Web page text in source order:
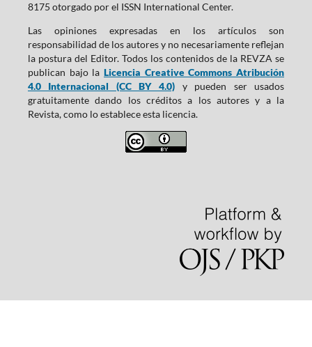
8175 otorgado por el ISSN International Center.
Las opiniones expresadas en los artículos son
responsabilidad de los autores y no necesariamente reflejan
la postura del Editor. Todos los contenidos de la REVZA se
publican bajo la Licencia Creative Commons Atribución
4.0 Internacional (CC BY 4.0) y pueden ser usados
gratuitamente dando los créditos a los autores y a la
Revista, como lo establece esta licencia.